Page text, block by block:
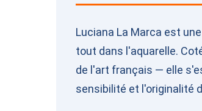
Luciana La Marca est
tout dans l'aquarelle.
de l'art français — elle
sensibilité et l'originalité